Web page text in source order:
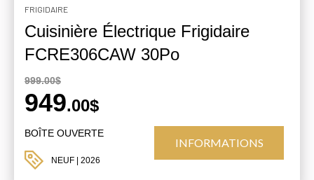
FRIGIDAIRE
Cuisinière Électrique Frigidaire
FCRE306CAW 30Po
999.00$
949.00$
BOÎTE OUVERTE
NEUF | 2026
INFORMATIONS